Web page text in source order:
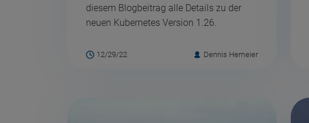
diesem Blogbeitrag alle Details zu der
neuen Kubernetes Version 1.26.
12/29/22 Dennis Hemeier